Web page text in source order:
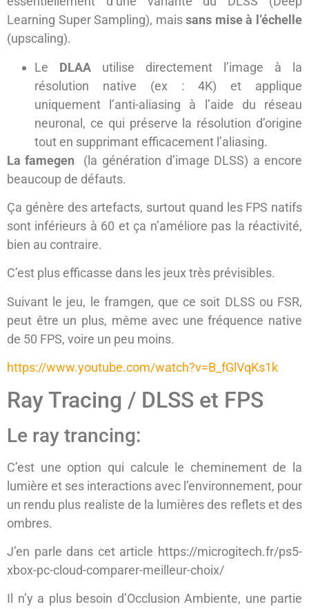
Learning Super Sampling), maissans mise à l’échelle
(upscaling).
Le DLAA utilise directement l’image à la
résolution native (ex : 4K) et applique
uniquement l’anti-aliasing à l’aide du réseau
neuronal, ce qui préserve la résolution d’origine
tout en supprimant efficacement l’aliasing.
La famegen
(la génération d’image DLSS) a encore
beaucoup de défauts.
Ça génère des artefacts, surtout quand les FPS natifs
sont inférieurs à 60 et ça n’améliore pas la réactivité,
bien au contraire.
C’est plus efficasse dans les jeux très prévisibles.
Suivant le jeu, le framgen, que ce soit DLSS ou FSR,
peut être un plus, même avec une fréquence native
de 50 FPS, voire un peu moins.
https://www.youtube.com/watch?v=B_fGlVqKs1k
Ray Tracing / DLSS et FPS
Le ray trancing:
C’est une option qui calcule le cheminement de la
lumière et ses interactions avec l’environnement, pour
un rendu plus realiste de la lumières des reflets et des
ombres.
J’en parle dans cet article https://microgitech.fr/ps5-
xbox-pc-cloud-comparer-meilleur-choix/
Il n’y a plus besoin d’Occlusion Ambiente, une partie